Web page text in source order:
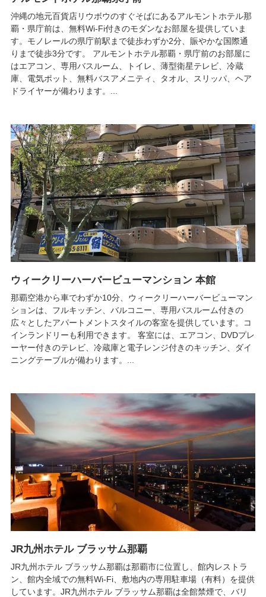
沖縄の地元百貨店リウボウのすぐそばにあるアルモントホテル那
覇・県庁前は、無料Wi-Fi付きのモダンなお部屋を提供していま
す。モノレールの県庁前駅まで徒歩わずか2分、賑やかな国際通
りまで徒歩3分です。 アルモントホテル那覇・県庁前のお部屋に
はエアコン、専用バスルーム、トイレ、薄型衛星テレビ、冷蔵
庫、電気ポット、無料バスアメニティ、タオル、スリッパ、ヘア
ドライヤーが備わります。...
ウィークリーハーバービューマンション 本館
那覇空港から車でわずか10分、ウィークリーハーバービューマン
ションは、フルキッチン、バルコニー、専用バスルーム付きの
広々としたアパートメントスタイルの客室を提供しています。コ
インランドリーも利用できます。 客室には、エアコン、DVDプレ
ーヤー付きのテレビ、冷蔵庫と電子レンジ付きのキッチン、ダイ
ニングテーブルが備わります。...
JR九州ホテル ブラッサム那覇
JR九州ホテル ブラッサム那覇は那覇市に位置し、館内レストラ
ン、館内全域での無料Wi-Fi、敷地内の専用駐車場（有料）を提供
しています。JR九州ホテル ブラッサム那覇は全館禁煙で、バリ